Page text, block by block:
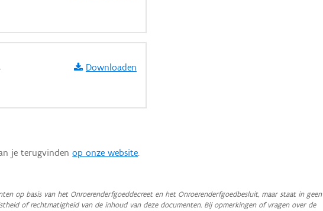
Downloaden
je terugvindenop onze website.
op basis van het Onroerenderfgoeddecreet en het Onroerenderfgoedbesluit, maar staat in geen
of rechtmatigheid van de inhoud van deze documenten. Bij opmerkingen of vragen over de